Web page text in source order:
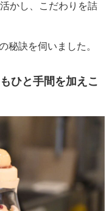
かし、こだわりを詰
秘訣を伺いました。
ひと手間を加えこ